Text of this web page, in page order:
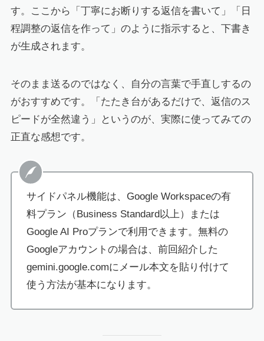
す。ここから「丁寧にお断りする返信を書いて」「日
程調整の返信を作って」のように指示すると、下書き
が生成されます。
そのまま送るのではなく、自分の言葉で手直しするの
がおすすめです。「たたき台があるだけで、返信のス
ピードが全然違う」というのが、実際に使ってみての
正直な感想です。
サイドパネル機能は、Google Workspaceの有
料プラン（Business Standard以上）または
Google AI Proプランで利用できます。無料の
Googleアカウントの場合は、前回紹介した
gemini.google.comにメール本文を貼り付けて
使う方法が基本になります。